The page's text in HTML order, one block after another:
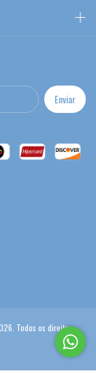
Todos os direitos